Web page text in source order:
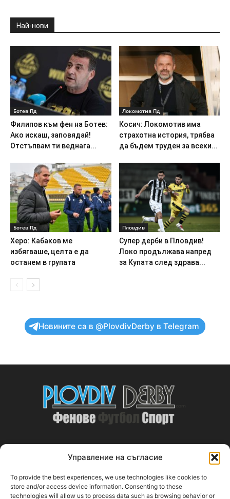
Управление на съгласие
To provide the best experiences, we use technologies like cookies to
store and/or access device information. Consenting to these
technologies will allow us to process data such as browsing behavior or
Най-нови
Ботев Пд
Филипов към фен на Ботев:
Ако искаш, заповядай!
Отстъпвам ти веднага...
Локомотив Пд
Косич: Локомотив има
страхотна история, трябва
да бъдем труден за всеки...
Ботев Пд
Херо: Кабаков ме
избягваше, целта е да
останем в групата
Пловдив
Супер дерби в Пловдив!
Локо продължава напред
за Купата след здрава...
Новините са в @PlovdivDerby в Telegram
ABOUT US
PlovdivDerby.com е първата пловдивска изцяло футболна